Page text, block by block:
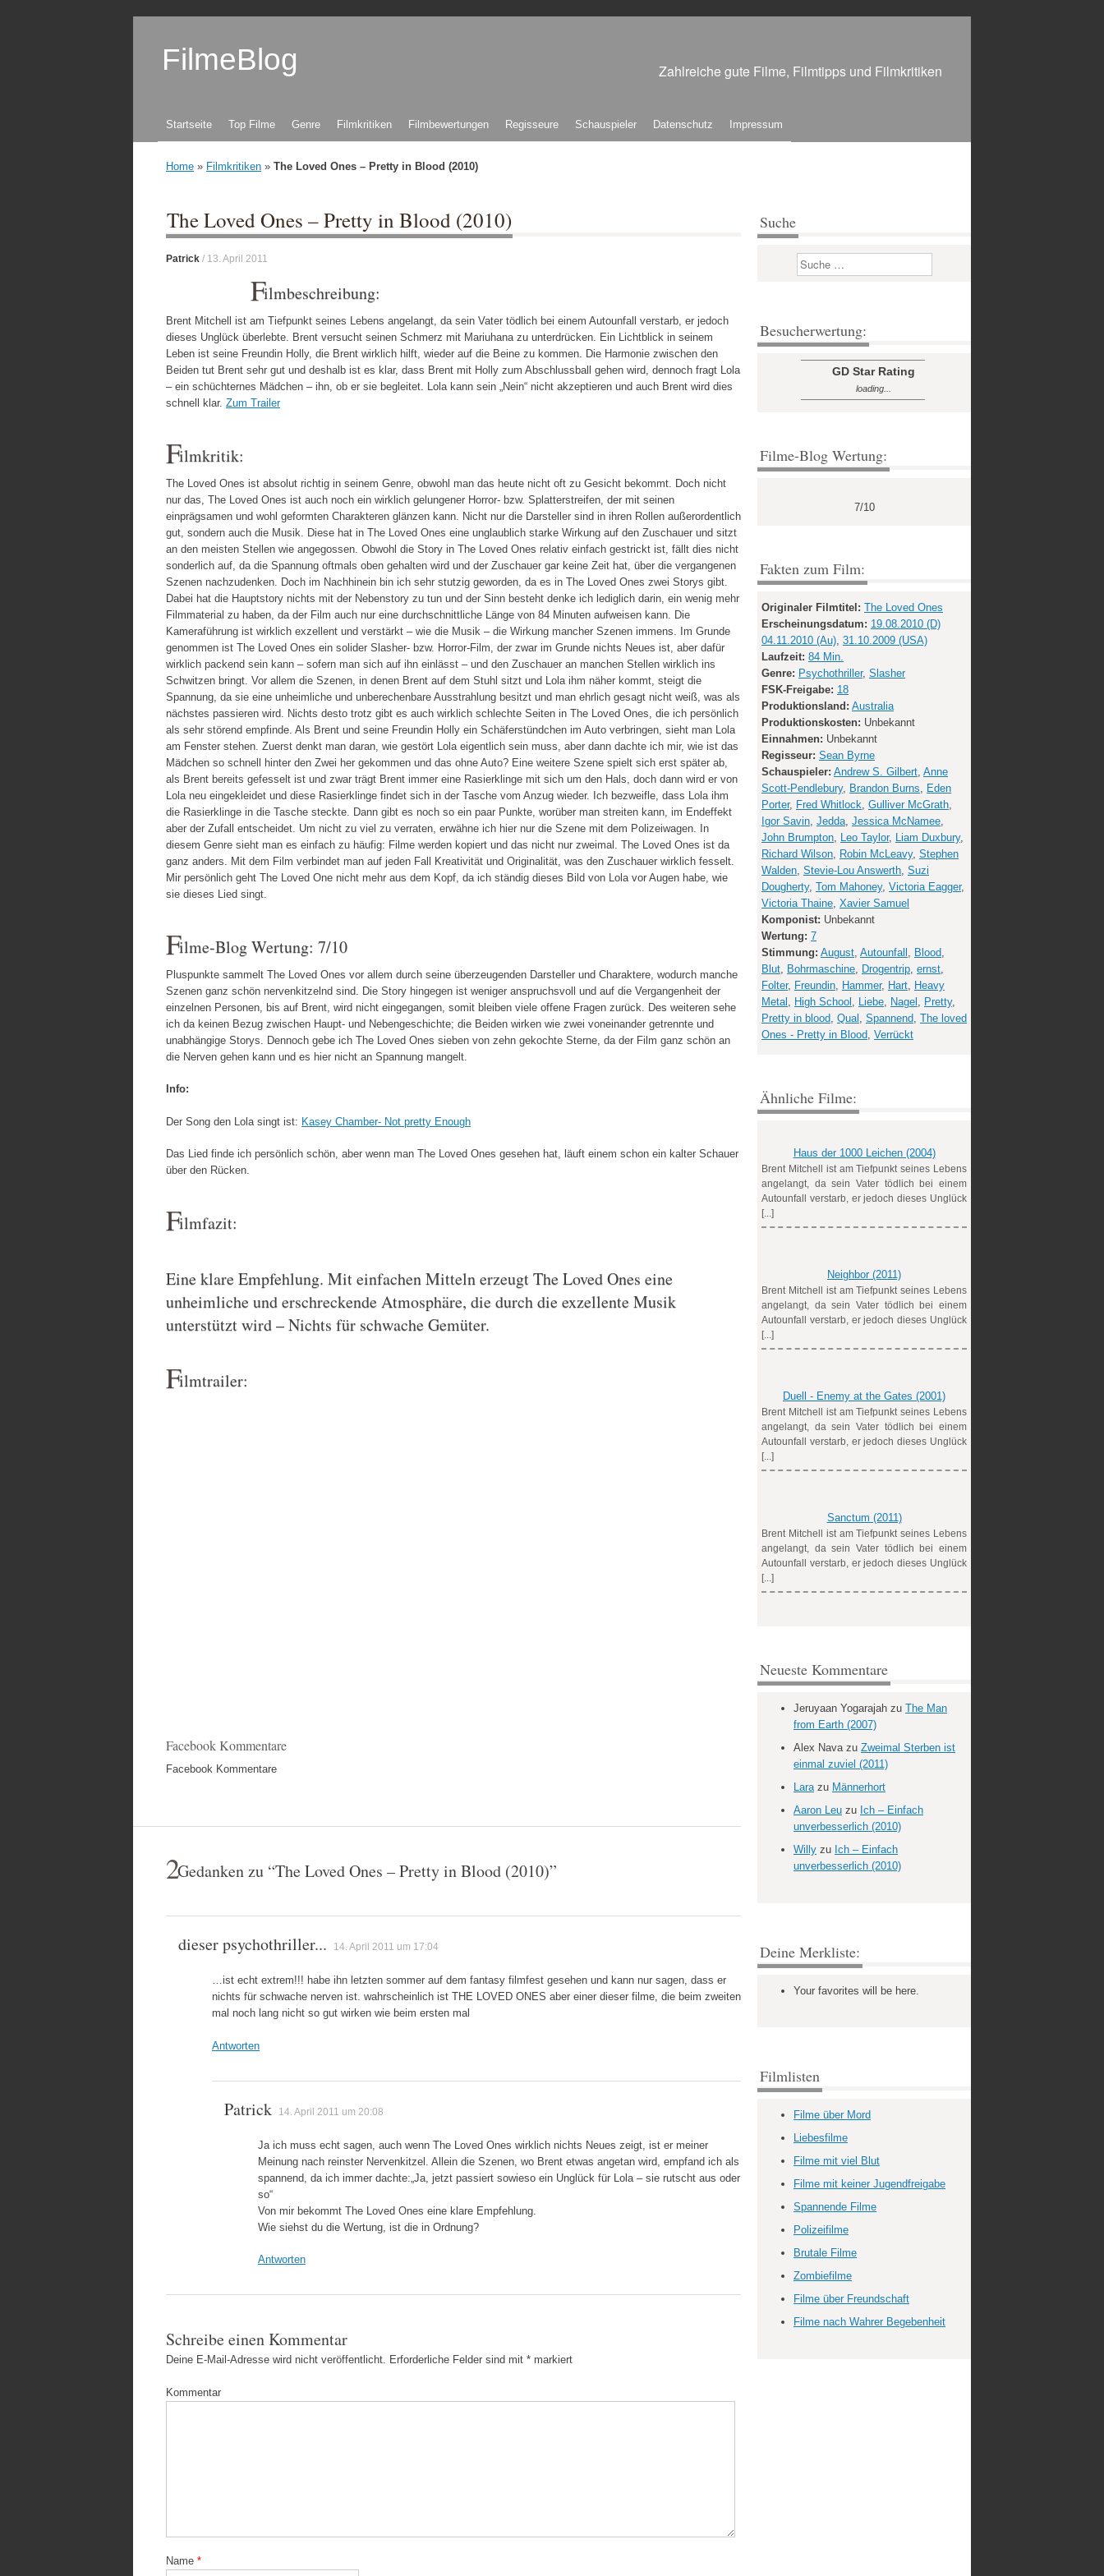
FilmeBlog Zahlreiche gute Filme, Filmtipps und Filmkritiken
Zum Inhalt springen
Startseite Top Filme Genre Filmkritiken Filmbewertungen Regisseure Schauspieler Datenschutz Impressum
Home » Filmkritiken » The Loved Ones – Pretty in Blood (2010)
The Loved Ones – Pretty in Blood (2010)
Patrick / 13. April 2011
Filmbeschreibung:
Brent Mitchell ist am Tiefpunkt seines Lebens angelangt, da sein Vater tödlich bei einem Autounfall verstarb, er jedoch
dieses Unglück überlebte. Brent versucht seinen Schmerz mit Mariuhana zu unterdrücken. Ein Lichtblick in seinem
Leben ist seine Freundin Holly, die Brent wirklich hilft, wieder auf die Beine zu kommen. Die Harmonie zwischen den
Beiden tut Brent sehr gut und deshalb ist es klar, dass Brent mit Holly zum Abschlussball gehen wird, dennoch fragt Lola
– ein schüchternes Mädchen – ihn, ob er sie begleitet. Lola kann sein „Nein“ nicht akzeptieren und auch Brent wird dies
schnell klar. Zum Trailer
Filmkritik:
The Loved Ones ist absolut richtig in seinem Genre, obwohl man das heute nicht oft zu Gesicht bekommt. Doch nicht
nur das, The Loved Ones ist auch noch ein wirklich gelungener Horror- bzw. Splatterstreifen, der mit seinen
einprägsamen und wohl geformten Charakteren glänzen kann. Nicht nur die Darsteller sind in ihren Rollen außerordentlich
gut, sondern auch die Musik. Diese hat in The Loved Ones eine unglaublich starke Wirkung auf den Zuschauer und sitzt
an den meisten Stellen wie angegossen. Obwohl die Story in The Loved Ones relativ einfach gestrickt ist, fällt dies nicht
sonderlich auf, da die Spannung oftmals oben gehalten wird und der Zuschauer gar keine Zeit hat, über die vergangenen
Szenen nachzudenken. Doch im Nachhinein bin ich sehr stutzig geworden, da es in The Loved Ones zwei Storys gibt.
Dabei hat die Hauptstory nichts mit der Nebenstory zu tun und der Sinn besteht denke ich lediglich darin, ein wenig mehr
Filmmaterial zu haben, da der Film auch nur eine durchschnittliche Länge von 84 Minuten aufweisen kann. Die
Kameraführung ist wirklich exzellent und verstärkt – wie die Musik – die Wirkung mancher Szenen immens. Im Grunde
genommen ist The Loved Ones ein solider Slasher- bzw. Horror-Film, der zwar im Grunde nichts Neues ist, aber dafür
wirklich packend sein kann – sofern man sich auf ihn einlässt – und den Zuschauer an manchen Stellen wirklich ins
Schwitzen bringt. Vor allem die Szenen, in denen Brent auf dem Stuhl sitzt und Lola ihm näher kommt, steigt die
Spannung, da sie eine unheimliche und unberechenbare Ausstrahlung besitzt und man ehrlich gesagt nicht weiß, was als
nächstes passieren wird. Nichts desto trotz gibt es auch wirklich schlechte Seiten in The Loved Ones, die ich persönlich
als sehr störend empfinde. Als Brent und seine Freundin Holly ein Schäferstündchen im Auto verbringen, sieht man Lola
am Fenster stehen. Zuerst denkt man daran, wie gestört Lola eigentlich sein muss, aber dann dachte ich mir, wie ist das
Mädchen so schnell hinter den Zwei her gekommen und das ohne Auto? Eine weitere Szene spielt sich erst später ab,
als Brent bereits gefesselt ist und zwar trägt Brent immer eine Rasierklinge mit sich um den Hals, doch dann wird er von
Lola neu eingekleidet und diese Rasierklinge findet sich in der Tasche vom Anzug wieder. Ich bezweifle, dass Lola ihm
die Rasierklinge in die Tasche steckte. Dann gibt es noch so ein paar Punkte, worüber man streiten kann, im Endeffekt
aber der Zufall entscheidet. Um nicht zu viel zu verraten, erwähne ich hier nur die Szene mit dem Polizeiwagen. In
diesem Genre sieht man es einfach zu häufig: Filme werden kopiert und das nicht nur zweimal. The Loved Ones ist da
ganz anders. Mit dem Film verbindet man auf jeden Fall Kreativität und Originalität, was den Zuschauer wirklich fesselt.
Mir persönlich geht The Loved One nicht mehr aus dem Kopf, da ich ständig dieses Bild von Lola vor Augen habe, wie
sie dieses Lied singt.
Filme-Blog Wertung: 7/10
Pluspunkte sammelt The Loved Ones vor allem durch seine überzeugenden Darsteller und Charaktere, wodurch manche
Szenen ganz schön nervenkitzelnd sind. Die Story hingegen ist weniger anspruchsvoll und auf die Vergangenheit der
einzelnen Personen, bis auf Brent, wird nicht eingegangen, somit bleiben viele offene Fragen zurück. Des weiteren sehe
ich da keinen Bezug zwischen Haupt- und Nebengeschichte; die Beiden wirken wie zwei voneinander getrennte und
unabhängige Storys. Dennoch gebe ich The Loved Ones sieben von zehn gekochte Sterne, da der Film ganz schön an
die Nerven gehen kann und es hier nicht an Spannung mangelt.
Info:
Der Song den Lola singt ist: Kasey Chamber- Not pretty Enough
Das Lied finde ich persönlich schön, aber wenn man The Loved Ones gesehen hat, läuft einem schon ein kalter Schauer
über den Rücken.
Filmfazit:
Eine klare Empfehlung. Mit einfachen Mitteln erzeugt The Loved Ones eine
unheimliche und erschreckende Atmosphäre, die durch die exzellente Musik
unterstützt wird – Nichts für schwache Gemüter.
Filmtrailer:
Facebook Kommentare
Facebook Kommentare
2Gedanken zu “The Loved Ones – Pretty in Blood (2010)”
dieser psychothriller... 14. April 2011 um 17:04
…ist echt extrem!!! habe ihn letzten sommer auf dem fantasy filmfest gesehen und kann nur sagen, dass er
nichts für schwache nerven ist. wahrscheinlich ist THE LOVED ONES aber einer dieser filme, die beim zweiten
mal noch lang nicht so gut wirken wie beim ersten mal
Antworten
Patrick 14. April 2011 um 20:08
Ja ich muss echt sagen, auch wenn The Loved Ones wirklich nichts Neues zeigt, ist er meiner
Meinung nach reinster Nervenkitzel. Allein die Szenen, wo Brent etwas angetan wird, empfand ich als
spannend, da ich immer dachte:„Ja, jetzt passiert sowieso ein Unglück für Lola – sie rutscht aus oder
so“
Von mir bekommt The Loved Ones eine klare Empfehlung.
Wie siehst du die Wertung, ist die in Ordnung?
Antworten
Schreibe einen Kommentar
Deine E-Mail-Adresse wird nicht veröffentlicht. Erforderliche Felder sind mit * markiert
Kommentar
Name *
Suche
Suchen
Besucherwertung:
GD Star Rating
loading...
Filme-Blog Wertung:
7/10
Fakten zum Film:
Originaler Filmtitel: The Loved Ones
Erscheinungsdatum: 19.08.2010 (D)
04.11.2010 (Au), 31.10.2009 (USA)
Laufzeit: 84 Min.
Genre: Psychothriller, Slasher
FSK-Freigabe: 18
Produktionsland: Australia
Produktionskosten: Unbekannt
Einnahmen: Unbekannt
Regisseur: Sean Byrne
Schauspieler: Andrew S. Gilbert, Anne
Scott-Pendlebury, Brandon Burns, Eden
Porter, Fred Whitlock, Gulliver McGrath,
Igor Savin, Jedda, Jessica McNamee,
John Brumpton, Leo Taylor, Liam Duxbury,
Richard Wilson, Robin McLeavy, Stephen
Walden, Stevie-Lou Answerth, Suzi
Dougherty, Tom Mahoney, Victoria Eagger,
Victoria Thaine, Xavier Samuel
Komponist: Unbekannt
Wertung: 7
Stimmung: August, Autounfall , Blood,
Blut, Bohrmaschine, Drogentrip, ernst,
Folter, Freundin, Hammer, Hart, Heavy
Metal , High School , Liebe, Nagel , Pretty,
Pretty in blood, Qual , Spannend, The loved
Ones - Pretty in Blood, Verrückt
Ähnliche Filme:
Haus der 1000 Leichen (2004)
Brent Mitchell ist am Tiefpunkt seines Lebens
angelangt, da sein Vater tödlich bei einem
Autounfall verstarb, er jedoch dieses Unglück
[...]
Neighbor (2011)
Brent Mitchell ist am Tiefpunkt seines Lebens
angelangt, da sein Vater tödlich bei einem
Autounfall verstarb, er jedoch dieses Unglück
[...]
Duell - Enemy at the Gates (2001)
Brent Mitchell ist am Tiefpunkt seines Lebens
angelangt, da sein Vater tödlich bei einem
Autounfall verstarb, er jedoch dieses Unglück
[...]
Sanctum (2011)
Brent Mitchell ist am Tiefpunkt seines Lebens
angelangt, da sein Vater tödlich bei einem
Autounfall verstarb, er jedoch dieses Unglück
[...]
Neueste Kommentare
Jeruyaan Yogarajah zu The Man
from Earth (2007)
Alex Navazu Zweimal Sterben ist
einmal zuviel (2011)
Larazu Männerhort
Aaron Leu zu Ich – Einfach
unverbesserlich (2010)
Willy zu Ich – Einfach
unverbesserlich (2010)
Deine Merkliste:
Your favorites will be here.
Filmlisten
Filme über Mord
Liebesfilme
Filme mit viel Blut
Filme mit keiner Jugendfreigabe
Spannende Filme
Polizeifilme
Brutale Filme
Zombiefilme
Filme über Freundschaft
Filme nach Wahrer Begebenheit